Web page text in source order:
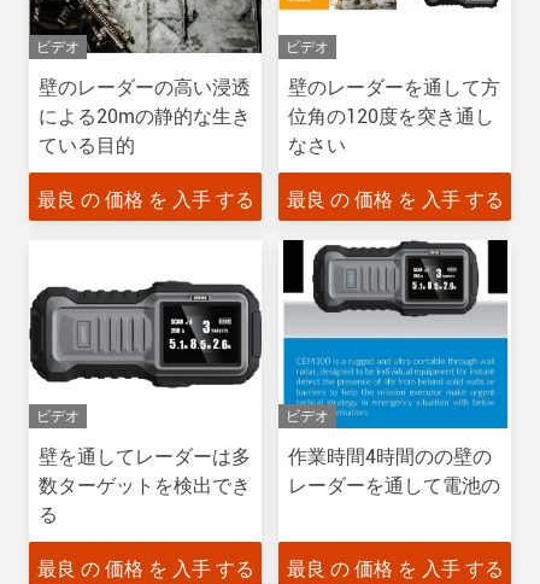
ビデオ
壁のレーダーの高い浸透
による20mの静的な生き
ている目的
最良 の 価格 を 入手 する
ビデオ
壁のレーダーを通して方
位角の120度を突き通し
なさい
最良 の 価格 を 入手 する
ビデオ
壁を通してレーダーは多
数ターゲットを検出でき
る
最良 の 価格 を 入手 する
ビデオ
作業時間4時間のの壁の
レーダーを通して電池の
最良 の 価格 を 入手 する